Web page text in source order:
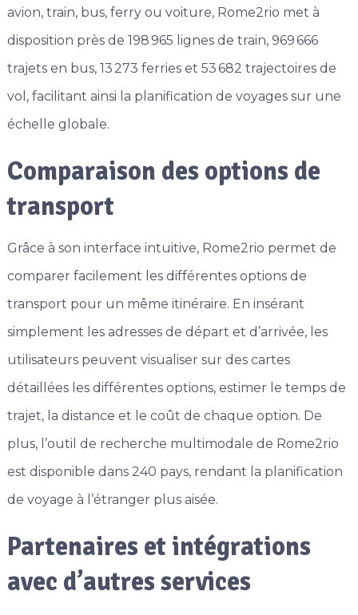
avion, train, bus, ferry ou voiture, Rome2rio met à
disposition près de 198 965 lignes de train, 969 666
trajets en bus, 13 273 ferries et 53 682 trajectoires de
vol, facilitant ainsi la planification de voyages sur une
échelle globale.
Comparaison des options de
transport
Grâce à son interface intuitive, Rome2rio permet de
comparer facilement les différentes options de
transport pour un même itinéraire. En insérant
simplement les adresses de départ et d’arrivée, les
utilisateurs peuvent visualiser sur des cartes
détaillées les différentes options, estimer le temps de
trajet, la distance et le coût de chaque option. De
plus, l’outil de recherche multimodale de Rome2rio
est disponible dans 240 pays, rendant la planification
de voyage à l’étranger plus aisée.
Partenaires et intégrations
avec d’autres services